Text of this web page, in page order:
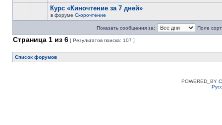
Курс «Киночтение за 7 дней»
в форуме Скорочтение
Показать сообщения за: Поле
Страница 1 из 6 [ Результатов поиска: 107 ]
Список форумов
POWERED_BY